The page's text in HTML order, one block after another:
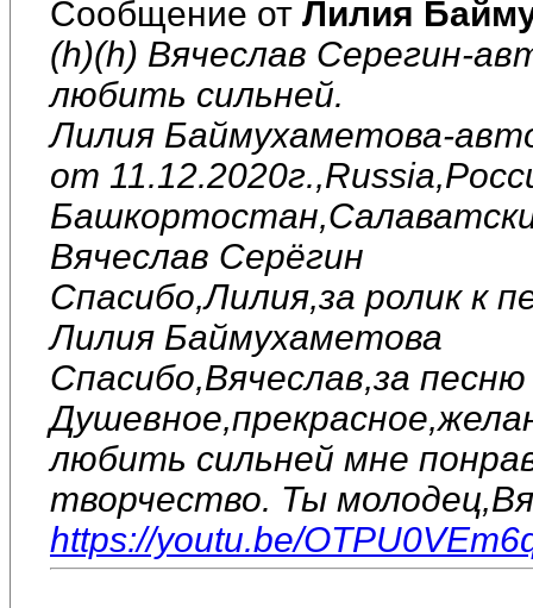
Сообщение от Лилия
(h)(h) Вячеслав Серегин-
любить сильней.
Лилия Баймухаметова-
от
Вячеслав Серёгин
Спасибо,Лилия,за ролик к
Лилия Баймухаметова
Спасибо,Вячеслав,за песню
любить сильней мне
творчество. Ты
https://youtu.be/